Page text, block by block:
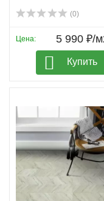
(0)
Цена: 5 990 ₽/
Купить